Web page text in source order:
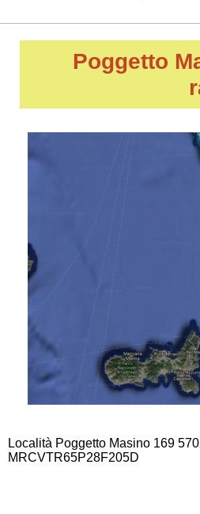
Poggetto
Località Poggetto Masino 169
MRCVTR65P28F205D